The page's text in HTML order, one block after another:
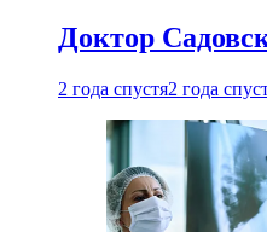
Доктор
2 года спустя2 года